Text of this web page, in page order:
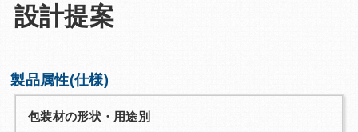
設計提案
製品属性(仕様)
包装材の形状・用途別